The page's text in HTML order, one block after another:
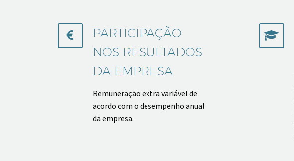


PARTICIPAÇÃO
NOS RESULTADOS
DA EMPRESA
Remuneração extra variável de
acordo com o desempenho anual
da empresa.

